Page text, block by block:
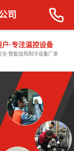
·专注温控设备
·智能加热制冷设备厂家
司